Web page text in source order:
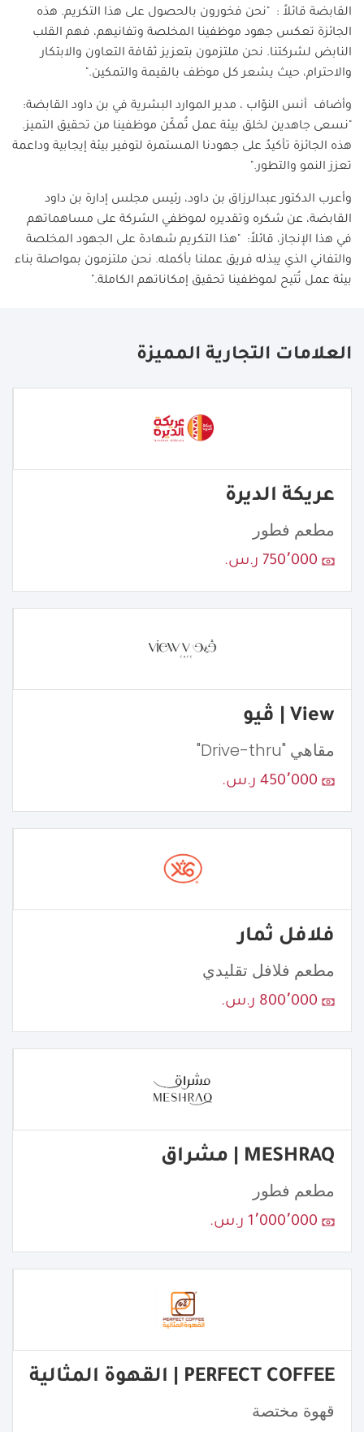
القابضة قائلاً : "نحن فخورون بالحصول على هذا التكريم. هذه
الجائزة تعكس جهود موظفينا المخلصة وتفانيهم، فهم القلب
النابض لشركتنا. نحن ملتزمون بتعزيز ثقافة التعاون والابتكار
والاحترام، حيث يشعر كل موظف بالقيمة والتمكين."
وأضاف أنس النوّاب ، مدير الموارد البشرية في بن داود القابضة:
"نسعى جاهدين لخلق بيئة عمل تُمكّن موظفينا من تحقيق التميز.
هذه الجائزة تأكيدٌ على جهودنا المستمرة لتوفير بيئة إيجابية وداعمة
تعزز النمو والتطور."
وأعرب الدكتور عبدالرزاق بن داود، رئيس مجلس إدارة بن داود
القابضة، عن شكره وتقديره لموظفي الشركة على مساهماتهم
في هذا الإنجاز، قائلاً: "هذا التكريم شهادة على الجهود المخلصة
والتفاني الذي يبذله فريق عملنا بأكمله. نحن ملتزمون بمواصلة بناء
بيئة عمل تُتيح لموظفينا تحقيق إمكاناتهم الكاملة."
العلامات التجارية المميزة
عريكة الديرة
مطعم فطور
750٬000 ر.س.
View | ڤيو
مقاهي "Drive-thru"
450٬000 ر.س.
فلافل ثمار
مطعم فلافل تقليدي
800٬000 ر.س.
MESHRAQ | مشراق
مطعم فطور
1٬000٬000 ر.س.
PERFECT COFFEE | القهوة المثالية
قهوة مختصة